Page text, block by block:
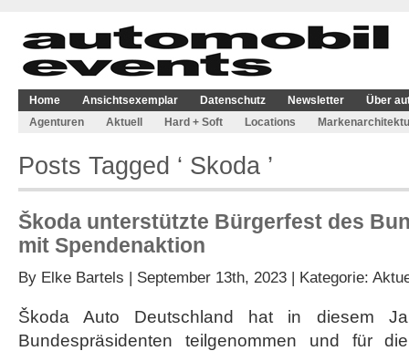
Home Ansichtsexemplar Datenschutz Newsletter
Über
Agenturen
Aktuell Hard + Soft Locations
Posts Tagged ‘ Skoda ’
Škoda unterstützte Bürgerfest des
mit Spendenaktion
By Elke Bartels | September 13th, 2023 | Kategorie:
Škoda Auto Deutschland hat in diesem
Bundespräsidenten teilgenommen und für